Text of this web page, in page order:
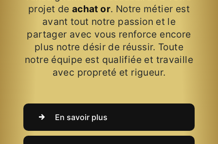
projet de achat or. Notre métier est
avant tout notre passion et le
partager avec vous renforce encore
plus notre désir de réussir. Toute
notre équipe est qualifiée et travaille
avec propreté et rigueur.
En savoir plus